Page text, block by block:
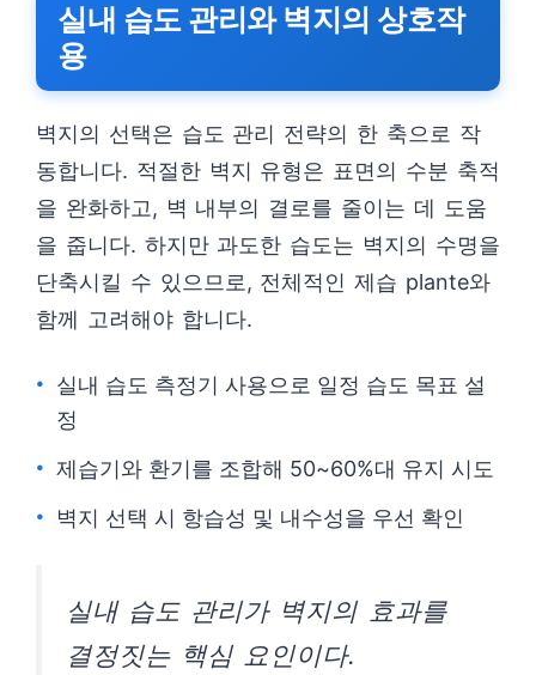
실내 습도 관리와 벽지의 상호작
용
벽지의 선택은 습도 관리 전략의 한 축으로 작
동합니다. 적절한 벽지 유형은 표면의 수분 축적
을 완화하고, 벽 내부의 결로를 줄이는 데 도움
을 줍니다. 하지만 과도한 습도는 벽지의 수명을
단축시킬 수 있으므로, 전체적인 제습 plante와
함께 고려해야 합니다.
실내 습도 측정기 사용으로 일정 습도 목표 설
정
제습기와 환기를 조합해 50~60%대 유지 시도
벽지 선택 시 항습성 및 내수성을 우선 확인
실내 습도 관리가 벽지의 효과를
결정짓는 핵심 요인이다.